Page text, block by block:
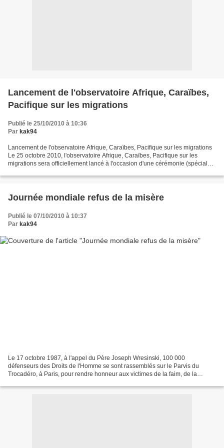
Lancement de l'observatoire Afrique, Caraïbes,
Pacifique sur les migrations
Publié le 25/10/2010 à 10:36
Par kak94
Lancement de l'observatoire Afrique, Caraïbes, Pacifique sur les migrations
Le 25 octobre 2010, l'observatoire Afrique, Caraïbes, Pacifique sur les
migrations sera officiellement lancé à l'occasion d'une cérémonie (spéciale)
Journée mondiale refus de la misère
Publié le 07/10/2010 à 10:37
Par kak94
Le 17 octobre 1987, à l'appel du Père Joseph Wresinski, 100 000
défenseurs des Droits de l'Homme se sont rassemblés sur le Parvis du
Trocadéro, à Paris, pour rendre honneur aux victimes de la faim, de la